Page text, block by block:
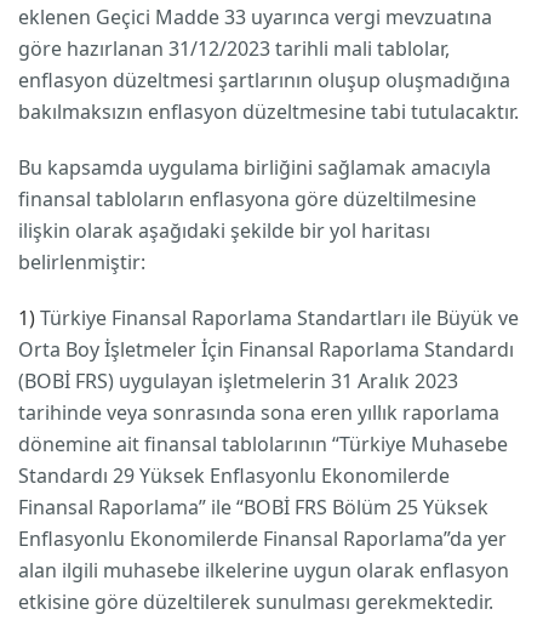
eklenen Geçici Madde 33 uyarınca vergi mevzuatına
göre hazırlanan 31/12/2023 tarihli mali tablolar,
enflasyon düzeltmesi şartlarının oluşup oluşmadığına
bakılmaksızın enflasyon düzeltmesine tabi tutulacaktır.
Bu kapsamda uygulama birliğini sağlamak amacıyla
finansal tabloların enflasyona göre düzeltilmesine
ilişkin olarak aşağıdaki şekilde bir yol haritası
belirlenmiştir:
1)Türkiye Finansal Raporlama Standartları ile Büyük ve
Orta Boy İşletmeler İçin Finansal Raporlama Standardı
(BOBİ FRS) uygulayan işletmelerin 31 Aralık 2023
tarihinde veya sonrasında sona eren yıllık raporlama
dönemine ait finansal tablolarının “Türkiye Muhasebe
Standardı 29 Yüksek Enflasyonlu Ekonomilerde
Finansal Raporlama” ile “BOBİ FRS Bölüm 25 Yüksek
Enflasyonlu Ekonomilerde Finansal Raporlama”da yer
alan ilgili muhasebe ilkelerine uygun olarak enflasyon
etkisine göre düzeltilerek sunulması gerekmektedir.